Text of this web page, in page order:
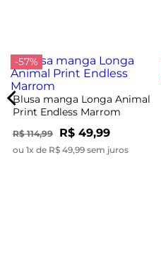
-57%
Blusa manga Longa Animal
Print Endless Marrom
R$ 114,99 R$ 49,99
ou 1x de R$ 49,99 sem juros